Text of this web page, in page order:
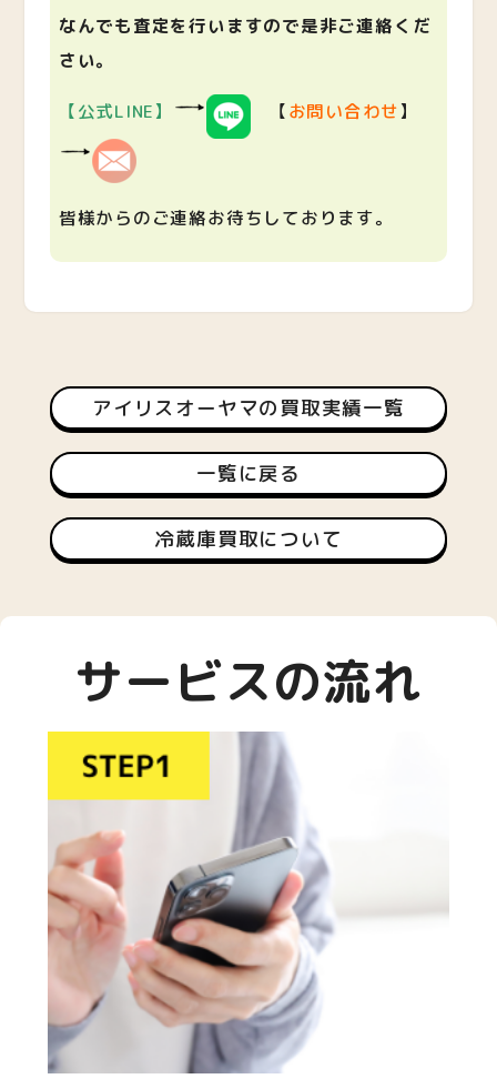
なんでも査定を行いますので是非ご連絡くだ
さい。
【公式LINE】 【お問い合わせ】
皆様からのご連絡お待ちしております。
アイリスオーヤマの買取実績一覧
一覧に戻る
冷蔵庫買取について
サービスの流れ